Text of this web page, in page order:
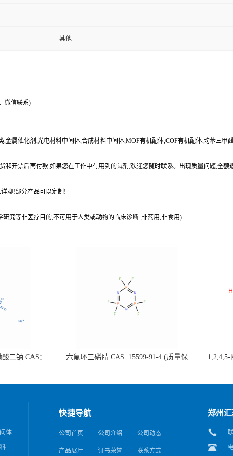
其他
微信联系)
,金属催化剂,光电材料中间体,合成材料中间体,MOF有机配体,COF有机配体,均苯三
和开票后再付款,如果您在工作中有用到的试剂,欢迎您随时联系。出现质量问题,全
聊!部分产品可以定制!
究等非医疗目的,不可用于人类或动物的临床诊断 ,非药用,非食用)
二钠 CAS：
六氟环三磷腈 CAS :15599-91-4 (质量保
1,2,4,5-
应，科
体
快捷导航
公司首页 公司介绍 公司动态
产品展厅 证书荣誉 联系方式
郑州